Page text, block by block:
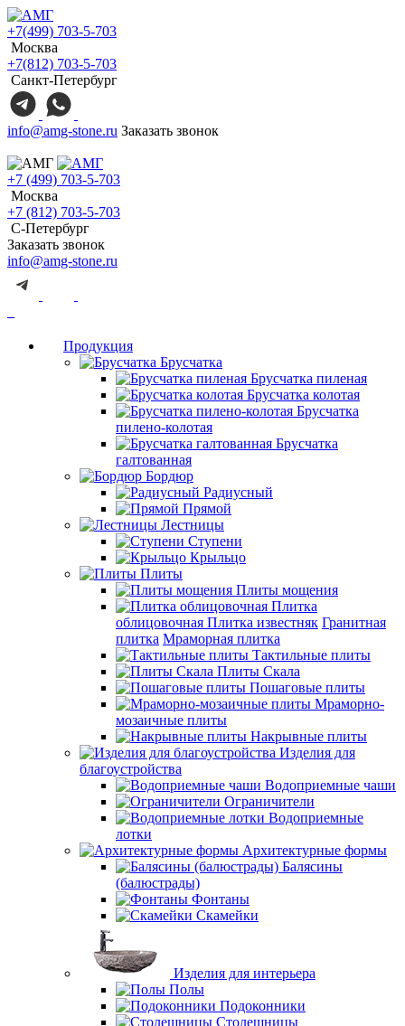
+7(499) 703-5-703
Москва
+7(812) 703-5-703
Санкт-Петербург
info@amg-stone.ru Заказать звонок
+7 (499) 703-5-703
Москва
+7 (812) 703-5-703
С-Петербург
Заказать звонок
info@amg-stone.ru
Продукция
Брусчатка
Брусчатка пиленая
Брусчатка колотая
Брусчатка
пилено-колотая
Брусчатка
галтованная
Бордюр
Радиусный
Прямой
Лестницы
Ступени
Крыльцо
Плиты
Плиты мощения
Плитка
облицовочная Плитка известняк Гранитная
плитка Мраморная плитка
Тактильные плиты
Плиты Скала
Пошаговые плиты
Мраморно-
мозаичные плиты
Накрывные плиты
Изделия для
благоустройства
Водоприемные чаши
Ограничители
Водоприемные
лотки
Архитектурные формы
Балясины
(балюстрады)
Фонтаны
Скамейки
Изделия для интерьера
Полы
Подоконники
Столешницы